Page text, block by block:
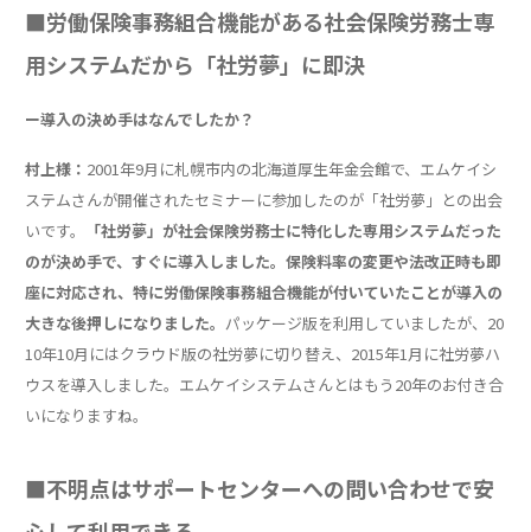
■労働保険事務組合機能がある社会保険労務士専
用システムだから「社労夢」に即決
ー導入の決め手はなんでしたか？
村上様： 2001年9月に札幌市内の北海道厚生年金会館で、エムケイシ
ステムさんが開催されたセミナーに参加したのが「社労夢」との出会
いです。
「社労夢」が社会保険労務士に特化した専用システムだった
のが決め手で、すぐに導入しました。保険料率の変更や法改正時も即
座に対応され、特に労働保険事務組合機能が付いていたことが導入の
大きな後押しになりました。 パッケージ版を利用していましたが、20
10年10月にはクラウド版の社労夢に切り替え、2015年1月に社労夢ハ
ウスを導入しました。エムケイシステムさんとはもう20年のお付き合
いになりますね。
■不明点はサポートセンターへの問い合わせで安